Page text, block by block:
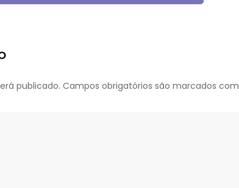
publicado. Campos obrigatórios são marcados com